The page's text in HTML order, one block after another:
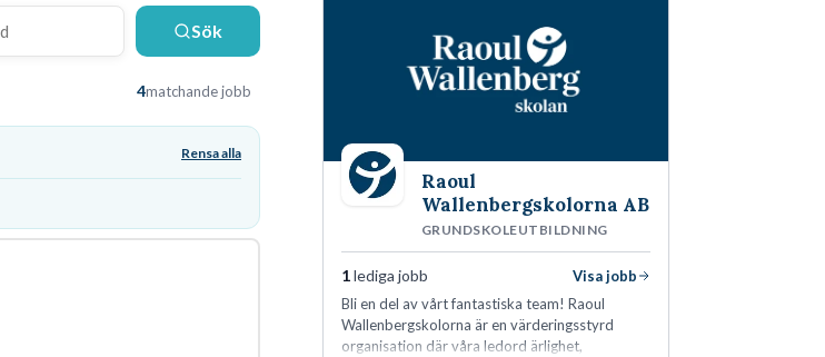
Sök
4matchande jobb
Rensa alla
Raoul
Wallenbergskolorna AB
GRUNDSKOLEUTBILDNING
1lediga jobb
Visa jobb
Bli en del av vårt fantastiska team! Raoul
Wallenbergskolorna är en värderingsstyrd
organisation där våra ledord ärlighet,